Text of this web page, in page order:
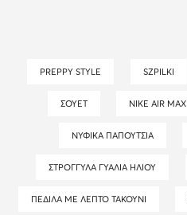
PREPPY STYLE SZPILKI
ΣΟΥΈΤ NIKE AIR MAX
ΝΥΦΙΚΆ ΠΑΠΟΎΤΣΙΑ
ΣΤΡΟΓΓΥΛΆ ΓΥΑΛΙΆ ΗΛΊΟΥ
ΠΈΔΙΛΑ ΜΕ ΛΕΠΤΌ ΤΑΚΟΎΝΙ